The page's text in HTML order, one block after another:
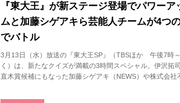
『東大王』が新ステージ登場でパワー
ムと加藤シゲアキら芸能人チームが4つ
でバトル
3月13日（水）放送の『東大王SP』（TBSほか 午後7時
く）は、新たなクイズが満載の3時間スペシャル。伊沢拓
直木賞候補にもなった加藤シゲアキ（NEWS）や株式会社